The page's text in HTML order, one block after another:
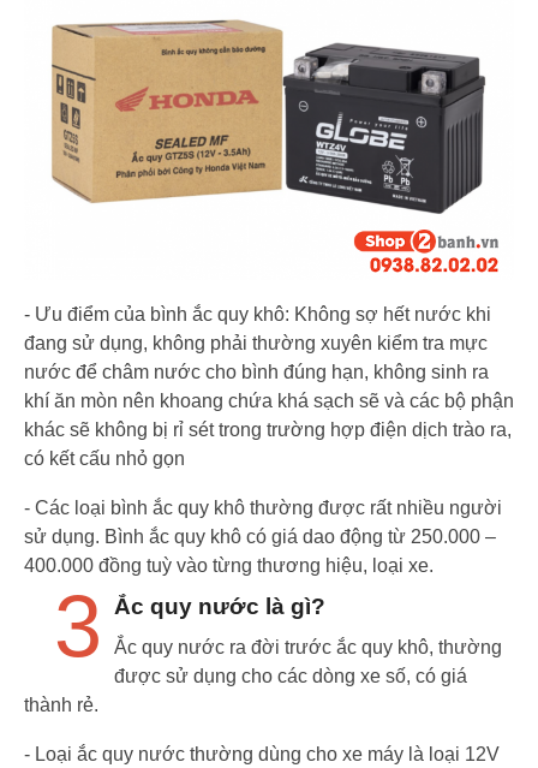
- Ưu điểm của bình ắc quy khô: Không sợ hết nước khi
đang sử dụng, không phải thường xuyên kiểm tra mực
nước để châm nước cho bình đúng hạn, không sinh ra
khí ăn mòn nên khoang chứa khá sạch sẽ và các bộ phận
khác sẽ không bị rỉ sét trong trường hợp điện dịch trào ra,
có kết cấu nhỏ gọn
- Các loại bình ắc quy khô thường được rất nhiều người
sử dụng. Bình ắc quy khô có giá dao động từ 250.000 –
400.000 đồng tuỳ vào từng thương hiệu, loại xe.
3 Ắc quy nước là gì?
Ắc quy nước ra đời trước ắc quy khô, thường
được sử dụng cho các dòng xe số, có giá
thành rẻ.
- Loại ắc quy nước thường dùng cho xe máy là loại 12V